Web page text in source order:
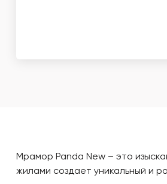
Мрамор Panda New – это
жилами создает уникальный и